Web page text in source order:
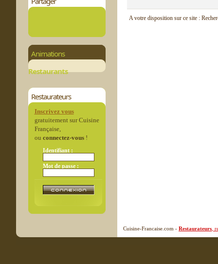
Animations
Restaurants
Restaurateurs
Inscrivez vous
gratuitement sur Cuisine
Française,
ou connectez-vous!
Identifiant :
Mot de passe :
A votre disposition sur ce site :
Cuisine-Francaise.com - Restaurateurs ,